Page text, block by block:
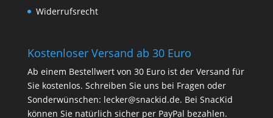
Widerrufsrecht
Kostenloser Versand ab 30 Euro
Ab einem Bestellwert von 30 Euro ist der Versand für
Sie kostenlos. Schreiben Sie uns bei Fragen oder
Sonderwünschen: lecker@snackid.de. Bei SnacKid
können Sie natürlich sicher per PayPal bezahlen.